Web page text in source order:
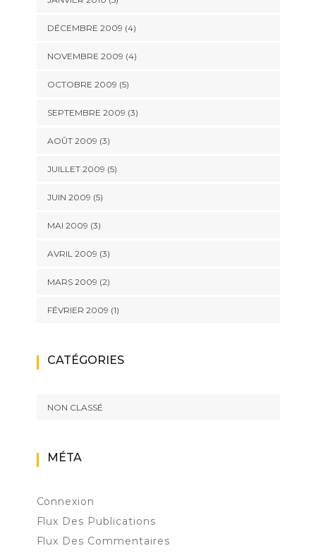
DÉCEMBRE 2009 (4)
NOVEMBRE 2009 (4)
OCTOBRE 2009 (5)
SEPTEMBRE 2009 (3)
AOÛT 2009 (3)
JUILLET 2009 (5)
JUIN 2009 (5)
MAI 2009 (3)
AVRIL 2009 (3)
MARS 2009 (2)
FÉVRIER 2009 (1)
CATÉGORIES
NON CLASSÉ
MÉTA
Connexion
Flux Des Publications
Flux Des Commentaires